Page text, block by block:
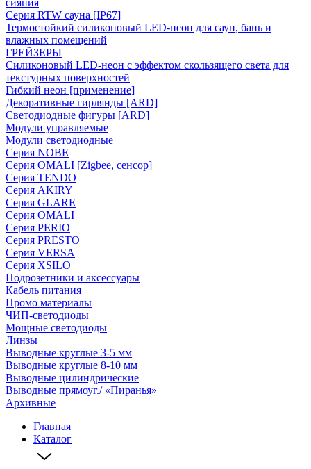
Серия RTW сауна [IP67]
Термостойкий силиконовый LED-неон для саун, бань и
влажных помещений
ГРЕЙЗЕРЫ
Силиконовый LED-неон с эффектом скользящего света для
текстурных поверхностей
Гибкий неон [применение]
Декоративные гирлянды [ARD]
Светодиодные фигуры [ARD]
Модули управляемые
Модули светодиодные
Серия NOBE
Серия OMALI [Zigbee, сенсор]
Серия TENDO
Серия AKIRY
Серия GLARE
Серия OMALI
Серия PERIO
Серия PRESTO
Серия VERSA
Серия XSILO
Подрозетники и аксессуары
Кабель питания
Промо материалы
ЧИП-светодиоды
Мощные светодиоды
Линзы
Выводные круглые 3-5 мм
Выводные круглые 8-10 мм
Выводные цилиндрические
Выводные прямоуг./ «Пиранья»
Архивные
Главная
Каталог